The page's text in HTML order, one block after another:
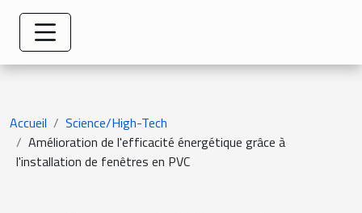
Accueil
Science/High-Tech
Amélioration de l'efficacité énergétique grâce à
l'installation de fenêtres en PVC